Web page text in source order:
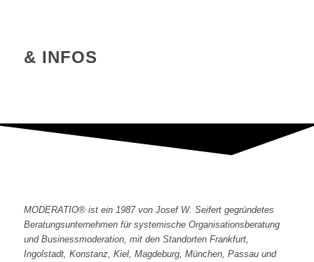
& INFOS
MODERATIO® ist ein 1987 von Josef W. Seifert gegründetes
Beratungsunternehmen für systemische Organisationsberatung
und Businessmoderation, mit den Standorten Frankfurt,
Ingolstadt, Konstanz, Kiel, Magdeburg, München, Passau und